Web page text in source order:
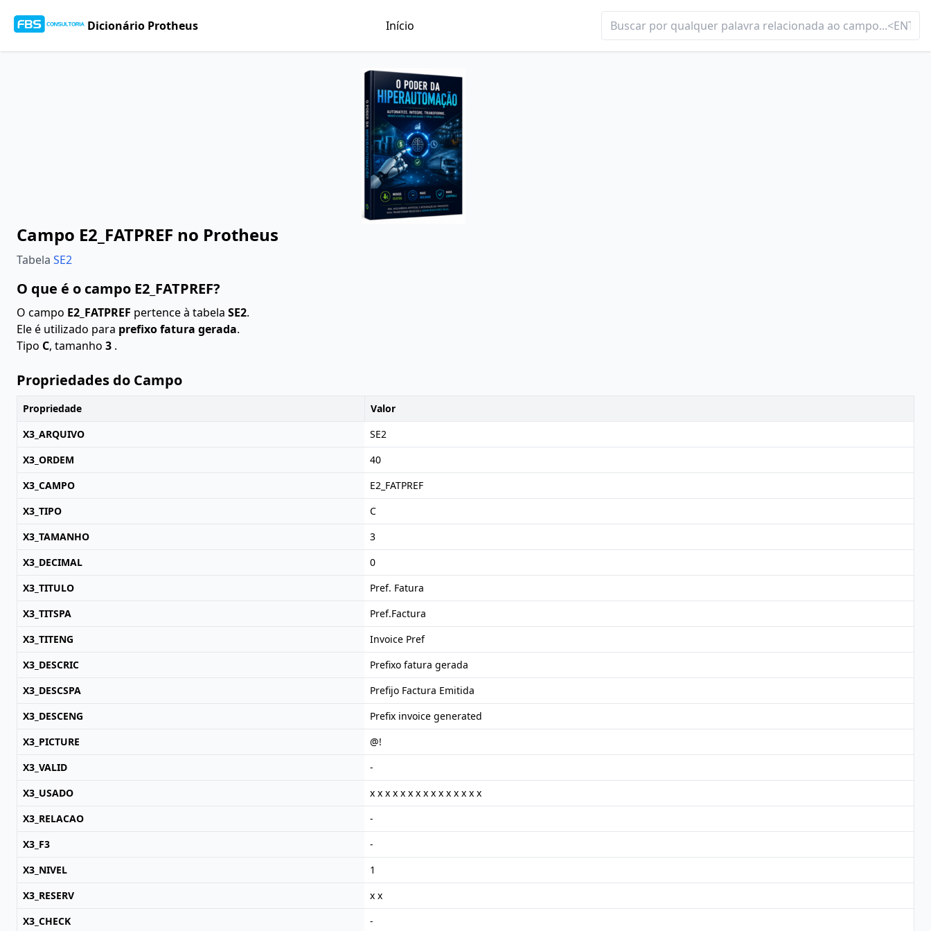
Dicionário Protheus Início
Campo E2_FATPREF no Protheus
Tabela SE2
O que é o campo E2_FATPREF?
O campo E2_FATPREF pertence à tabela SE2.
Ele é utilizado para prefixo fatura gerada.
Tipo C, tamanho 3 .
Propriedades do Campo
Propriedade
Valor
X3_ARQUIVO
SE2
X3_ORDEM
40
X3_CAMPO
E2_FATPREF
X3_TIPO
C
X3_TAMANHO
3
X3_DECIMAL
0
X3_TITULO
Pref. Fatura
X3_TITSPA
Pref.Factura
X3_TITENG
Invoice Pref
X3_DESCRIC
Prefixo fatura gerada
X3_DESCSPA
Prefijo Factura Emitida
X3_DESCENG
Prefix invoice generated
X3_PICTURE
@!
X3_VALID
-
X3_USADO
x x x x x x x x x x x x x x x
X3_RELACAO
-
X3_F3
-
X3_NIVEL
1
X3_RESERV
x x
X3_CHECK
-